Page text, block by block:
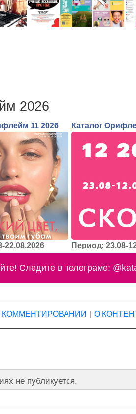
2026
11 2026
22.08.2026
Каталог
Период: 23.08-
Следите в телеграме:
КОММЕНТИРОВАНИИ О
не публикуется.